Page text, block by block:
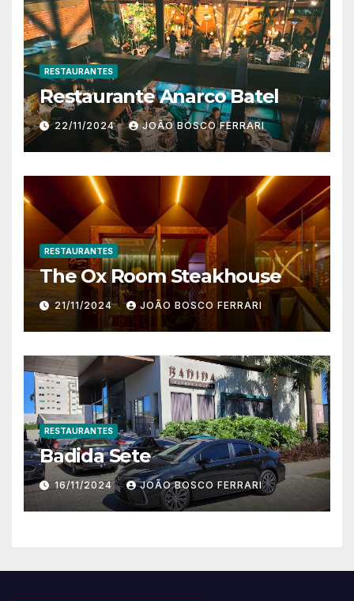
RESTAURANTES
Restaurante Anarco Batel
22/11/2024 JOÃO BOSCO FERRARI
RESTAURANTES
The Ox Room Steakhouse
21/11/2024 JOÃO BOSCO FERRARI
RESTAURANTES
Badida Sete
16/11/2024 JOÃO BOSCO FERRARI